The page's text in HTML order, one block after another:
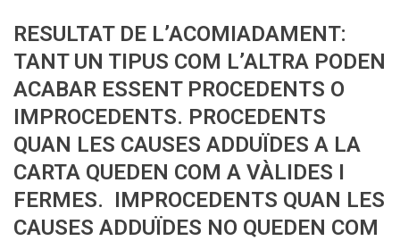
RESULTAT DE L’ACOMIADAMENT:
TANT UN TIPUS COM L’ALTRA PODEN
ACABAR ESSENT PROCEDENTS O
IMPROCEDENTS. PROCEDENTS
QUAN LES CAUSES ADDUÏDES A LA
CARTA QUEDEN COM A VÀLIDES I
FERMES. IMPROCEDENTS QUAN LES
CAUSES ADDUÏDES NO QUEDEN COM